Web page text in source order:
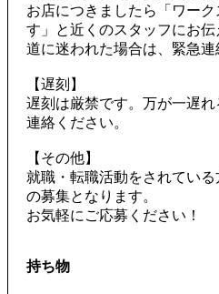
お店につきましたら「ワー
す」と近くのスタッフにお伝
道に迷われた場合は、緊急連
【遅刻】
遅刻は厳禁です。万が一遅
連絡ください。
【その他】
就職・転職活動をされてい
の募集となります。
お気軽にご応募ください！
持ち物